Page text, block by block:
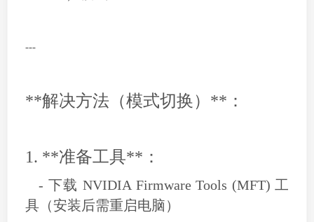
---
**解决方法（模式切换）**：
1. **准备工具**：
- 下载 NVIDIA Firmware Tools (MFT) 工
具（安装后需重启电脑）